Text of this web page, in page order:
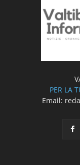
PER LA
Email: